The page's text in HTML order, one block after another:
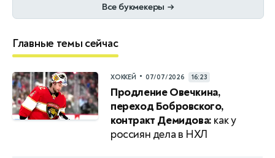
Все букмекеры →
Главные темы сейчас
ХОККЕЙ • 07/07/2026 16:23
Продление Овечкина,
переход Бобровского,
контракт Демидова: как у
россиян дела в НХЛ